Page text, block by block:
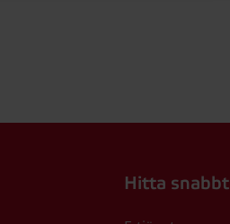
Hitta snabbt